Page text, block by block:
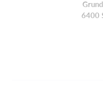
6400